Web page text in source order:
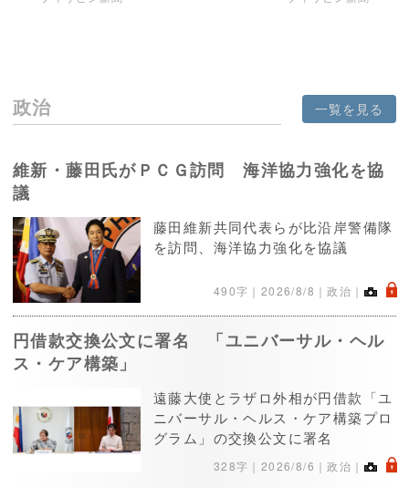
政治 一覧を見る
維新・藤田氏がＰＣＧ訪問 海洋協力強化を協
議
藤田維新共同代表らが比沿岸警備隊
を訪問、海洋協力強化を協議
490字｜ 2026/8/8 ｜政治｜ .
円借款交換公文に署名 「ユニバーサル・ヘル
ス・ケア構築」
遠藤大使とラザロ外相が円借款「ユ
ニバーサル・ヘルス・ケア構築プロ
グラム」の交換公文に署名
328字｜ 2026/8/6 ｜政治｜ .